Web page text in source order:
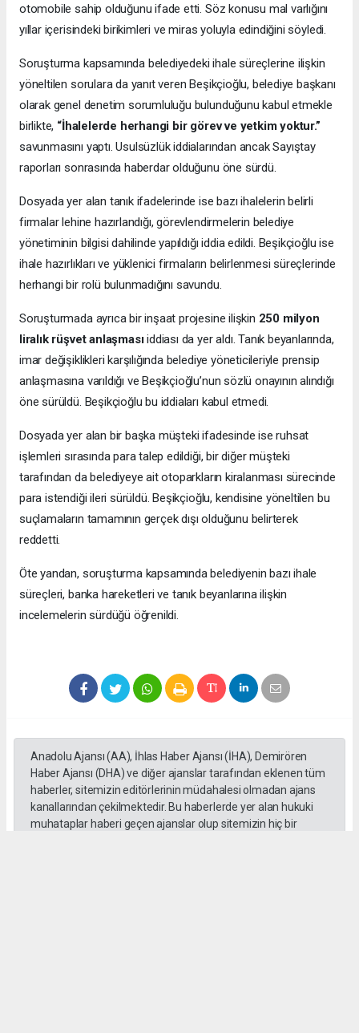
otomobile sahip olduğunu ifade etti. Söz konusu mal varlığını
yıllar içerisindeki birikimleri ve miras yoluyla edindiğini söyledi.
Soruşturma kapsamında belediyedeki ihale süreçlerine ilişkin
yöneltilen sorulara da yanıt veren Beşikçioğlu, belediye başkanı
olarak genel denetim sorumluluğu bulunduğunu kabul etmekle
birlikte, “İhalelerde herhangi bir görev ve yetkim yoktur.”
savunmasını yaptı. Usulsüzlük iddialarından ancak Sayıştay
raporları sonrasında haberdar olduğunu öne sürdü.
Dosyada yer alan tanık ifadelerinde ise bazı ihalelerin belirli
firmalar lehine hazırlandığı, görevlendirmelerin belediye
yönetiminin bilgisi dahilinde yapıldığı iddia edildi. Beşikçioğlu ise
ihale hazırlıkları ve yüklenici firmaların belirlenmesi süreçlerinde
herhangi bir rolü bulunmadığını savundu.
Soruşturmada ayrıca bir inşaat projesine ilişkin 250 milyon
liralık rüşvet anlaşmasıiddiası da yer aldı. Tanık beyanlarında,
imar değişiklikleri karşılığında belediye yöneticileriyle prensip
anlaşmasına varıldığı ve Beşikçioğlu’nun sözlü onayının alındığı
öne sürüldü. Beşikçioğlu bu iddiaları kabul etmedi.
Dosyada yer alan bir başka müşteki ifadesinde ise ruhsat
işlemleri sırasında para talep edildiği, bir diğer müşteki
tarafından da belediyeye ait otoparkların kiralanması sürecinde
para istendiği ileri sürüldü. Beşikçioğlu, kendisine yöneltilen bu
suçlamaların tamamının gerçek dışı olduğunu belirterek
reddetti.
Öte yandan, soruşturma kapsamında belediyenin bazı ihale
süreçleri, banka hareketleri ve tanık beyanlarına ilişkin
incelemelerin sürdüğü öğrenildi.
Anadolu Ajansı (AA), İhlas Haber Ajansı (İHA), Demirören
Haber Ajansı (DHA) ve diğer ajanslar tarafından eklenen tüm
haberler, sitemizin editörlerinin müdahalesi olmadan ajans
kanallarından çekilmektedir. Bu haberlerde yer alan hukuki
muhataplar haberi geçen ajanslar olup sitemizin hiç bir